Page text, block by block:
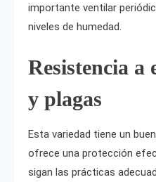
importante ventilar
niveles de humedad.
Resistencia a
y plagas
Esta variedad tiene un
ofrece una protección
sigan las prácticas